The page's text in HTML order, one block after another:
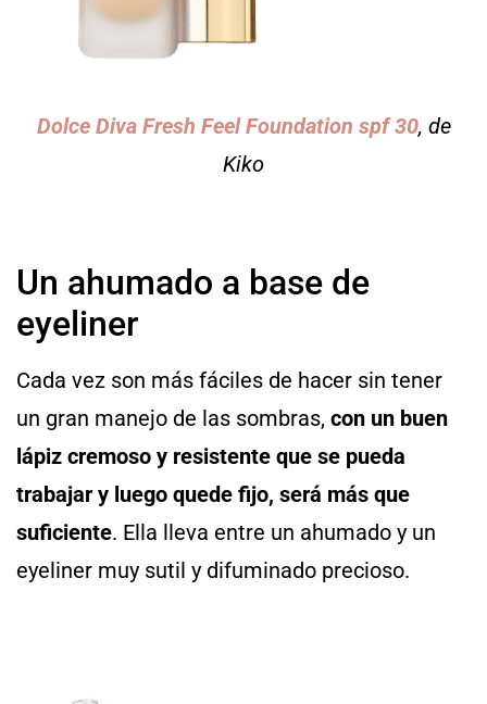
Dolce Diva Fresh Feel Foundation spf 30, de
Kiko
Un ahumado a base de
eyeliner
Cada vez son más fáciles de hacer sin tener
un gran manejo de las sombras, con un buen
lápiz cremoso y resistente que se pueda
trabajar y luego quede fijo, será más que
suficiente. Ella lleva entre un ahumado y un
eyeliner muy sutil y difuminado precioso.